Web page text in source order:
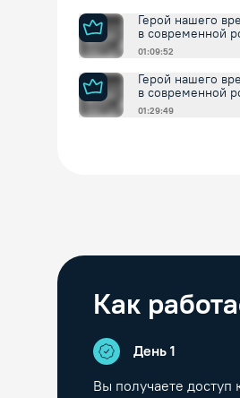
Герой нашего
в современной
2010-е .Часть I
01:09:52
Герой нашего
в современной
2010-е .Часть II
01:29:49
Как
День 1
Вы получаете доступ